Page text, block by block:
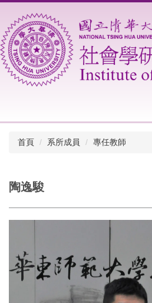
主
要
內
容
首頁 系所成員 專任教師
陶逸駿